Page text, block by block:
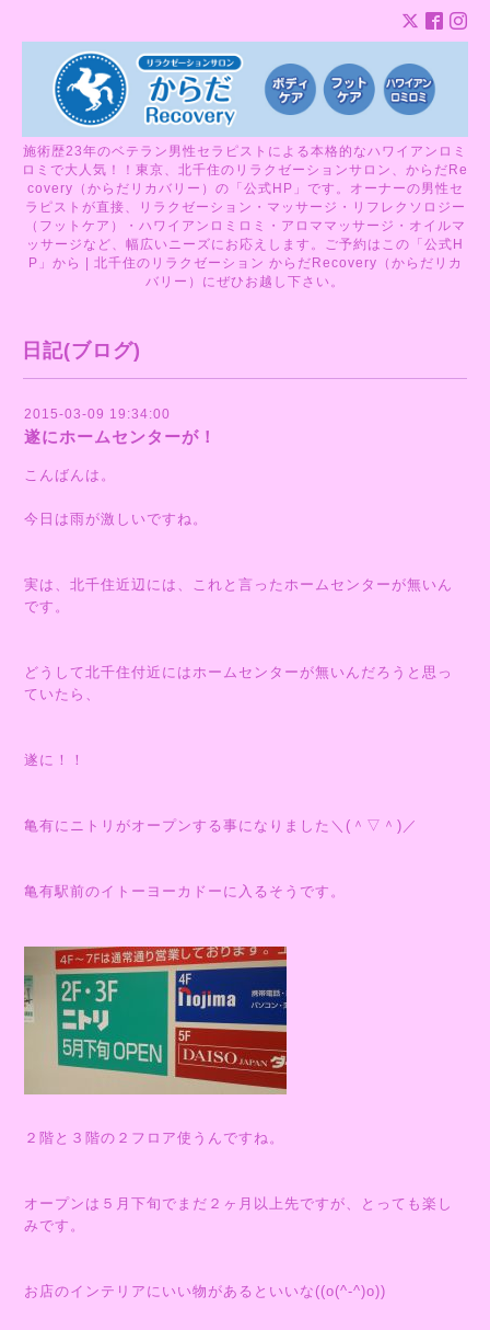
施術歴23年のベテラン男性セラピストによる本格的なハワイアンロミ
ロミで大人気！！東京、北千住のリラクゼーションサロン、からだRe
covery（からだリカバリー）の「公式HP」です。オーナーの男性セ
ラピストが直接、リラクゼーション・マッサージ・リフレクソロジー
（フットケア）・ハワイアンロミロミ・アロママッサージ・オイルマ
ッサージなど、幅広いニーズにお応えします。ご予約はこの「公式H
P」から | 北千住のリラクゼーション からだRecovery（からだリカ
バリー）にぜひお越し下さい。
日記(ブログ)
2015-03-09 19:34:00
遂にホームセンターが！
こんばんは。
今日は雨が激しいですね。
実は、北千住近辺には、これと言ったホームセンターが無いん
です。
どうして北千住付近にはホームセンターが無いんだろうと思っ
ていたら、
遂に！！
亀有にニトリがオープンする事になりました＼(＾▽＾)／
亀有駅前のイトーヨーカドーに入るそうです。
２階と３階の２フロア使うんですね。
オープンは５月下旬でまだ２ヶ月以上先ですが、とっても楽し
みです。
お店のインテリアにいい物があるといいな((o(^-^)o))